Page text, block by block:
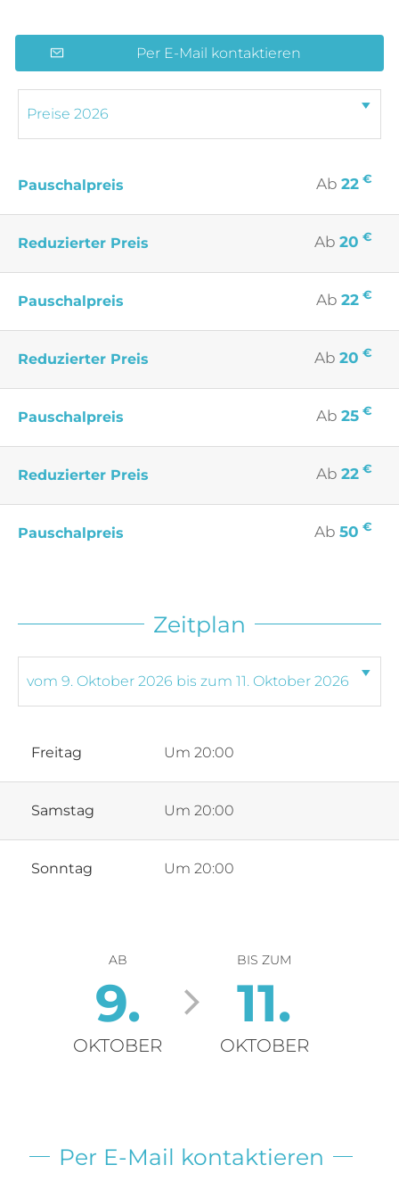
Per E-Mail kontaktieren
Pauschalpreis Ab 22 €
Reduzierter Preis Ab 20 €
Pauschalpreis Ab 22 €
Reduzierter Preis Ab 20 €
Pauschalpreis Ab 25 €
Reduzierter Preis Ab 22 €
Pauschalpreis Ab 50 €
Zeitplan
Freitag Um 20:00
Samstag Um 20:00
Sonntag Um 20:00
AB
9.
OKTOBER
BIS ZUM
11.
OKTOBER
Per E-Mail kontaktieren